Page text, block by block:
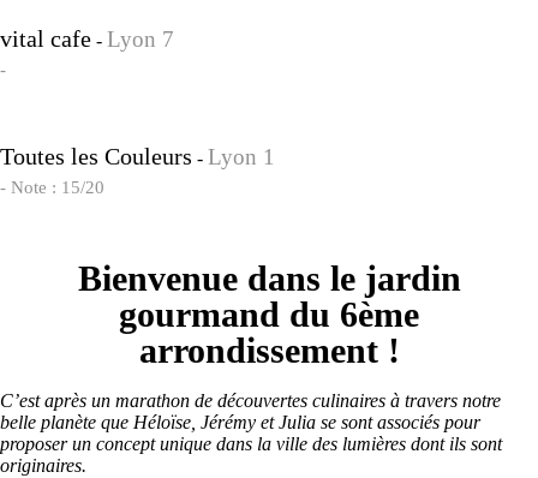
vital cafe - Lyon 7
-
Toutes les Couleurs - Lyon 1
- Note : 15/20
Bienvenue dans le jardin
gourmand du 6ème
arrondissement !
C’est après un marathon de découvertes culinaires à travers notre
belle planète que Héloïse, Jérémy et Julia se sont associés pour
proposer un concept unique dans la ville des lumières dont ils sont
originaires.